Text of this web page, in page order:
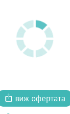
виж офертата